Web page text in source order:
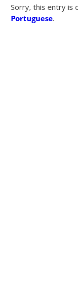
Sorry, this entry is
Portuguese.